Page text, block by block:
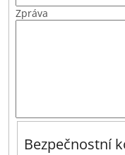
Zpráva
Bezpečnostní